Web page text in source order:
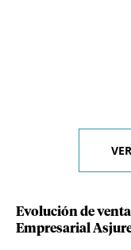
Evolución de
Empresarial